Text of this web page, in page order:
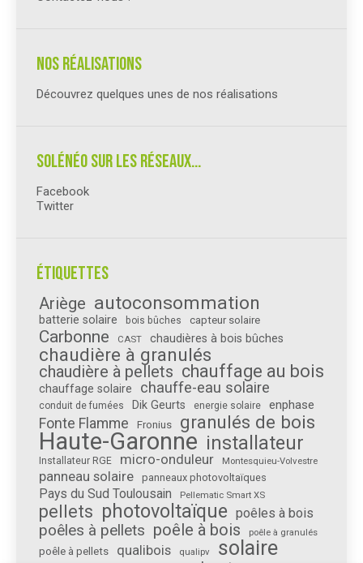
Nos réalisations
Découvrez quelques unes de nos réalisations
Solénéo sur les réseaux…
Facebook
Twitter
Étiquettes
Ariège autoconsommation
batterie solaire bois bûches capteur solaire
Carbonne CAST chaudières à bois bûches
chaudière à granulés
chaudière à pellets chauffage au bois
chauffage solaire chauffe-eau solaire
conduit de fumées Dik Geurts energie solaire enphase
Fonte Flamme Fronius granulés de bois
Haute-Garonne installateur
Installateur RGE micro-onduleur Montesquieu-Volvestre
panneau solaire panneaux photovoltaïques
Pays du Sud Toulousain Pellematic Smart XS
pellets photovoltaïque poêles à bois
poêles à pellets poêle à bois poêle à granulés
poêle à pellets qualibois qualipv solaire